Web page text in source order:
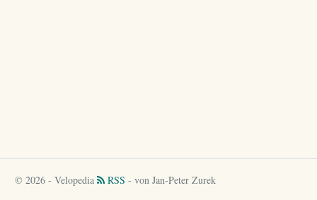
© 2026 - Velopedia RSS - von Jan-Peter Zurek